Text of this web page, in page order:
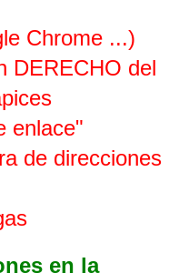
Chrome ...)
DERECHO del
enlace"
de direcciones
en la